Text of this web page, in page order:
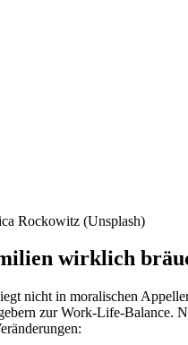
Rockowitz (Unsplash)
wirklich
nicht in moralischen
zur Work-Life-Balance.